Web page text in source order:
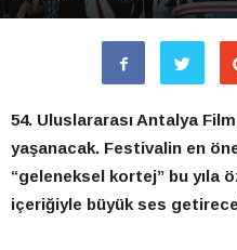
54. Uluslararası Antalya
yaşanacak. Festivalin en
“geleneksel kortej” bu yıla
içeriğiyle büyük ses